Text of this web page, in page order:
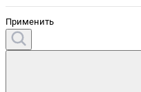
Применить